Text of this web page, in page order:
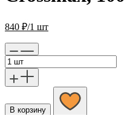
840 ₽/1 шт
В корзину